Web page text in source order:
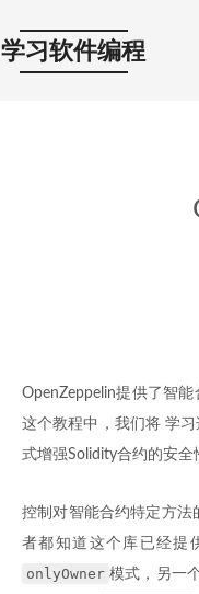
学习软件编程
OpenZeppelin提供了智
这个教程中，我们将 学
式增强Solidity合约的安全
控制对智能合约特定方法
者都知道这个库已经提
onlyOwner 模式，另一